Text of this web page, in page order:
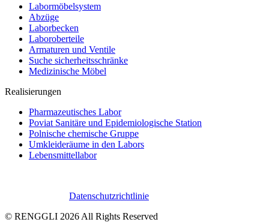
Labormöbelsystem
Abzüge
Laborbecken
Laboroberteile
Armaturen und Ventile
Suche sicherheitsschränke
Medizinische Möbel
Realisierungen
Pharmazeutisches Labor
Poviat Sanitäre und Epidemiologische Station
Polnische chemische Gruppe
Umkleideräume in den Labors
Lebensmittellabor
Datenschutzrichtlinie
© RENGGLI 2026 All Rights Reserved